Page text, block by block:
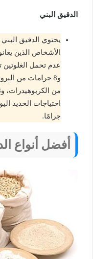
الدقيق البني
يحتوي الدقيق
الأشخاص الذين
جرامًا.
أفضل أنواع